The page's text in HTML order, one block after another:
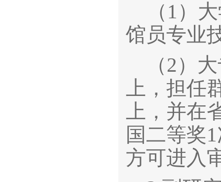
（1）
馆员专业
（2）
上，担任
上，并在
国二等奖
方可进入